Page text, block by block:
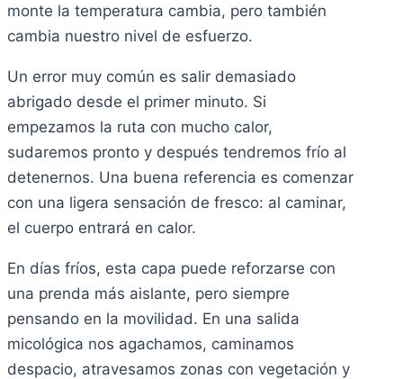
monte la temperatura cambia, pero también
cambia nuestro nivel de esfuerzo.
Un error muy común es salir demasiado
abrigado desde el primer minuto. Si
empezamos la ruta con mucho calor,
sudaremos pronto y después tendremos frío al
detenernos. Una buena referencia es comenzar
con una ligera sensación de fresco: al caminar,
el cuerpo entrará en calor.
En días fríos, esta capa puede reforzarse con
una prenda más aislante, pero siempre
pensando en la movilidad. En una salida
micológica nos agachamos, caminamos
despacio, atravesamos zonas con vegetación y